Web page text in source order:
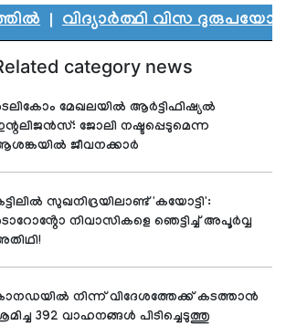
വിസ ദുരുപയോഗം
category news
മേഖലയിൽ ആർട്ടിഫിഷ്യൽ
ജോലി നഷ്ടപ്പെടുമെന്ന
ജീവനക്കാർ
സുഖനിദ്രയിലാണ്ട് 'കയോട്ടി':
നിവാസികളെ ഞെട്ടിച്ച് അപൂർവ്വ
നിന്ന് വിദേശത്തേക്ക് കടത്താൻ
392 വാഹനങ്ങൾ പിടിച്ചെടുത്തു